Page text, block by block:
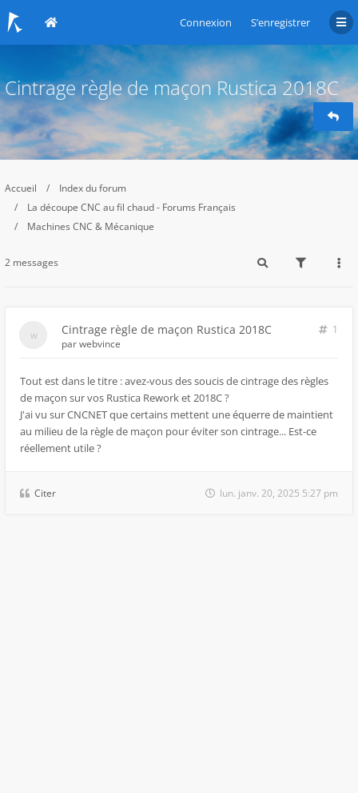
Connexion S’enregistrer
Cintrage règle de maçon Rustica 2018C
Accueil
Index du forum
La découpe CNC au fil chaud - Forums Français
Machines CNC & Mécanique
2 messages
Cintrage règle de maçon Rustica 2018C
1
parwebvince
Tout est dans le titre : avez-vous des soucis de cintrage des règles
de maçon sur vos Rustica Rework et 2018C ?
J'ai vu sur CNCNET que certains mettent une équerre de maintient
au milieu de la règle de maçon pour éviter son cintrage... Est-ce
réellement utile ?
Citer lun. janv. 20, 2025 5:27 pm